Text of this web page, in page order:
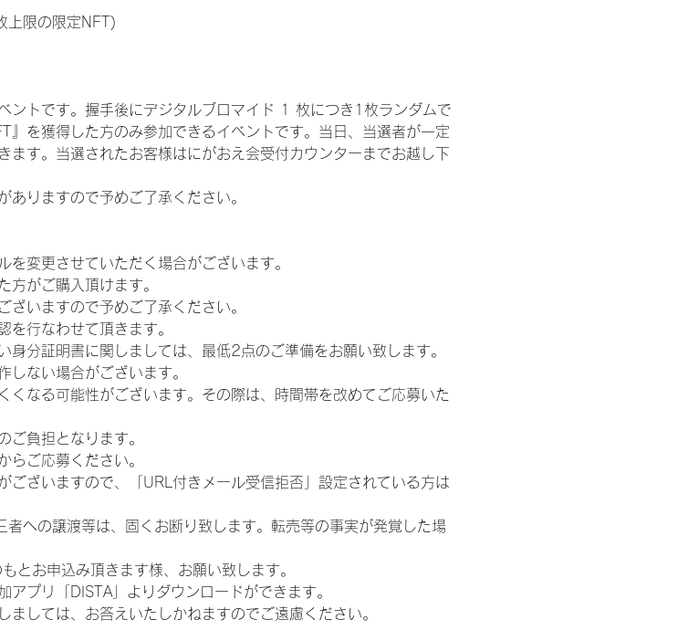
上限の限定NFT)
ントです。握手後にデジタルブロマイド 1 枚につき1枚ランダムで
』を獲得した方のみ参加できるイベントです。当日、当選者が一定
ます。当選されたお客様はにがおえ会受付カウンターまでお越し下
りますので予めご了承ください。
変更させていただく場合がございます。
方がご購入頂けます。
いますので予めご了承ください。
を行なわせて頂きます。
分証明書に関しましては、最低2点のご準備をお願い致します。
しない場合がございます。
くなる可能性がございます。その際は、時間帯を改めてご応募いた
ご負担となります。
らご応募ください。
ございますので、「URL付きメール受信拒否」設定されている方は
への譲渡等は、固くお断り致します。転売等の事実が発覚した場
とお申込み頂きます様、お願い致します。
プリ「DISTA」よりダウンロードができます。
しては、お答えいたしかねますのでご遠慮ください。